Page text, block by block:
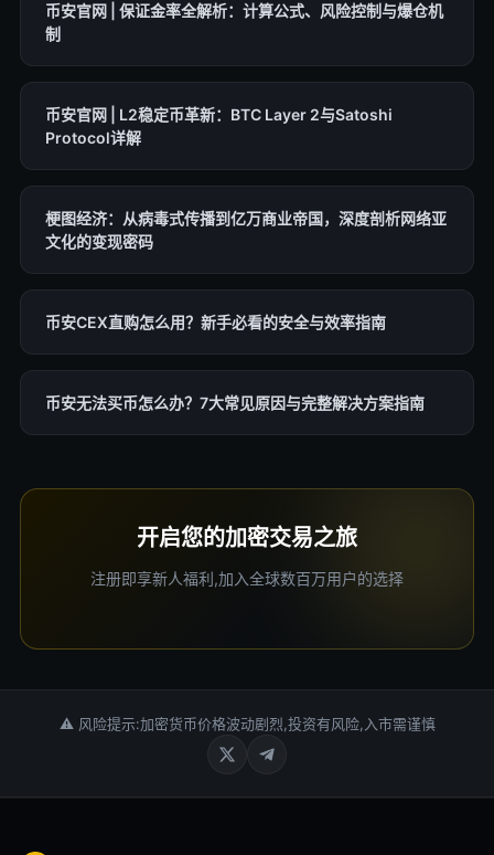
币安官网 | 保证金率全解析：计算公式、风险控制与爆仓机
制
币安官网 | L2稳定币革新：BTC Layer 2与Satoshi
Protocol详解
梗图经济：从病毒式传播到亿万商业帝国，深度剖析网络亚
文化的变现密码
币安CEX直购怎么用？新手必看的安全与效率指南
币安无法买币怎么办？7大常见原因与完整解决方案指南
开启您的加密交易之旅
注册即享新人福利,加入全球数百万用户的选择
⚠ 风险提示:加密货币价格波动剧烈,投资有风险,入市需谨慎